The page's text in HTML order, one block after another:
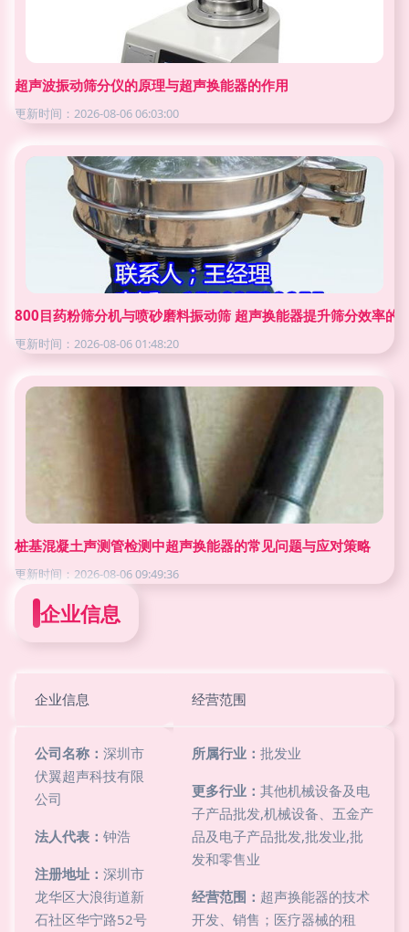
超声波振动筛分仪的原理与超声换能器的作用
更新时间：2026-08-06 06:03:00
800目药粉筛分机与喷砂磨料振动筛 超声换能器提升筛分效率的
更新时间：2026-08-06 01:48:20
桩基混凝土声测管检测中超声换能器的常见问题与应对策略
更新时间：2026-08-06 09:49:36
企业信息
企业信息 经营范围
公司名称： 深圳市
伏翼超声科技有限
公司
法人代表： 钟浩
注册地址： 深圳市
龙华区大浪街道新
石社区华宁路52号
所属行业： 批发业
更多行业： 其他机械设备及电
子产品批发,机械设备、五金产
品及电子产品批发,批发业,批
发和零售业
经营范围： 超声换能器的技术
开发、销售；医疗器械的租